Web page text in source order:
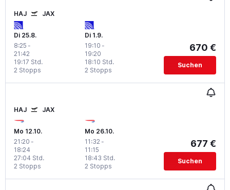
HAJ JAX
Di 25.8.
8:25 -
21:42
2 Stopps
19:17 Std.
Di 1.9.
19:10 -
19:20
2 Stopps
18:10 Std.
670 €
Suchen
HAJ JAX
Mo 12.10.
21:20 -
18:24
2 Stopps
27:04 Std.
Mo 26.10.
11:32 -
11:15
2 Stopps
18:43 Std.
677 €
Suchen